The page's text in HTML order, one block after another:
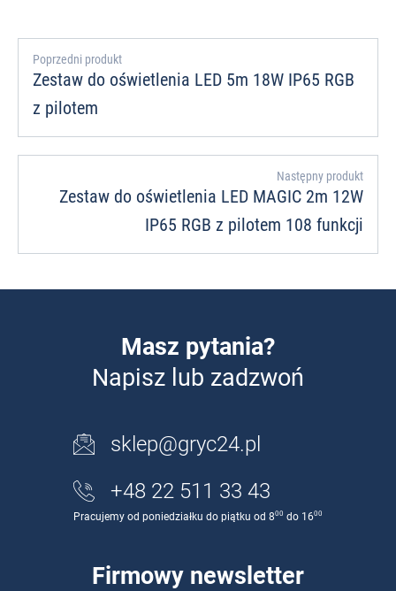
Poprzedni produkt
Zestaw do oświetlenia LED 5m 18W IP65 RGB
z pilotem
Następny produkt
Zestaw do oświetlenia LED MAGIC 2m 12W
IP65 RGB z pilotem 108 funkcji
Masz pytania?
Napisz lub zadzwoń
sklep@gryc24.pl
+48 22 511 33 43
Pracujemy od poniedziałku do piątku od 800 do 1600
Firmowy newsletter